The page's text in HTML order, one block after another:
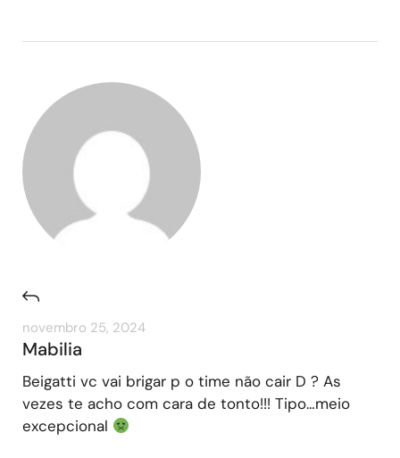
novembro 25, 2024
Mabilia
Beigatti vc vai brigar p o time não cair D ? As
vezes te acho com cara de tonto!!! Tipo…meio
excepcional